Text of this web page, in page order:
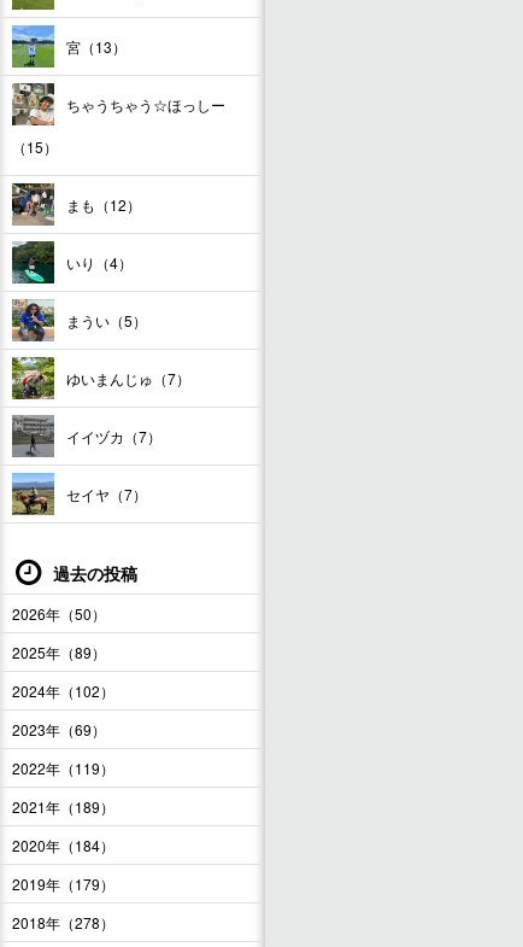
宮（13）
ちゃうちゃう☆ほっしー
（15）
まも（12）
いり（4）
まうい（5）
ゆいまんじゅ（7）
イイヅカ（7）
セイヤ（7）
過去の投稿
2026年（50）
2025年（89）
2024年（102）
2023年（69）
2022年（119）
2021年（189）
2020年（184）
2019年（179）
2018年（278）